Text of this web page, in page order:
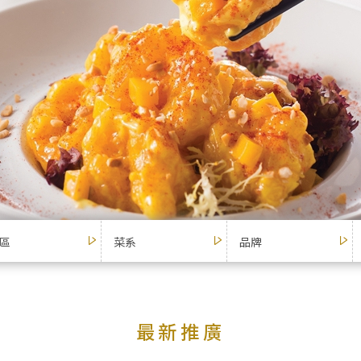
菜系 品牌
最新推廣